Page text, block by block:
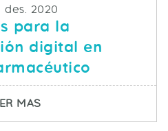
de publicacion
des. 2020
para la
digital en
MASSOBRE LOS RETOS